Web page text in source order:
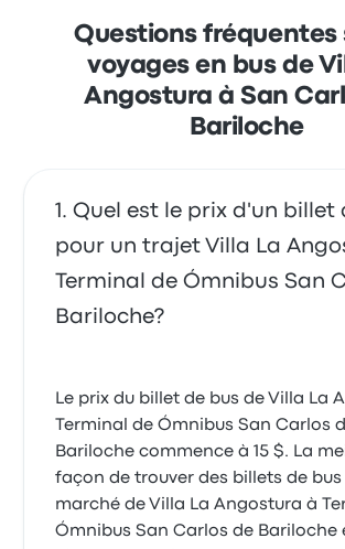
Questions fréquentes
voyages en bus de
Angostura à San
Bariloche
Quel est le prix d'un billet
pour un trajet Villa La
Terminal de Ómnibus San
Bariloche?
Le prix du billet de bus de Villa La
Terminal de Ómnibus San Carlos
Bariloche commence à 15 $. La
façon de trouver des billets de bus
marché de Villa La Angostura à
Ómnibus San Carlos de Bariloche